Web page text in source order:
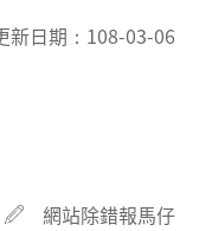
新日期： 108-03-06
網站除錯報馬仔